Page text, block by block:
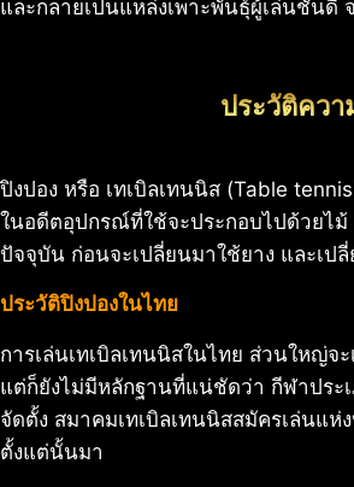
และกลายเป็นแหล่งเพาะพันธุ์ผู้เล่นชั้น
ประวัติควา
ปิงปอง หรือ เทเบิลเทนนิส (Table
ในอดีตอุปกรณ์ที่ใช้จะประกอบไปด้วยไ
ปัจจุบัน ก่อนจะเปลี่ยนมาใช้ยาง และเป
ประวัติปิงปองในไทย
การเล่นเทเบิลเทนนิสในไทย ส่วนใหญ่
แต่ก็ยังไม่มีหลักฐานที่แน่ชัดว่า กีฬาประ
จัดตั้ง สมาคมเทเบิลเทนนิสสมัครเล่นแ
ตั้งแต่นั้นมา